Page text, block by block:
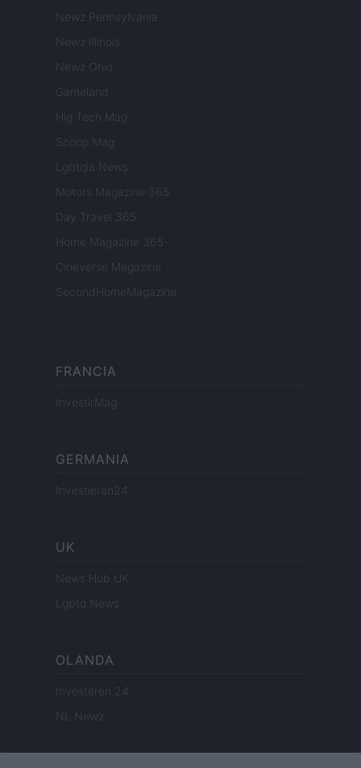
Newz Pennsylvania
Newz Illinois
Newz Ohio
Gameland
Hig Tech Mag
Scoop Mag
Lgbtqia News
Motors Magazine 365
Day Travel 365
Home Magazine 365
Cineverse Magazine
SecondHomeMagazine
FRANCIA
InvestirMag
GERMANIA
Investieren24
UK
News Hub UK
Lgbtq News
OLANDA
Investeren 24
NL Newz